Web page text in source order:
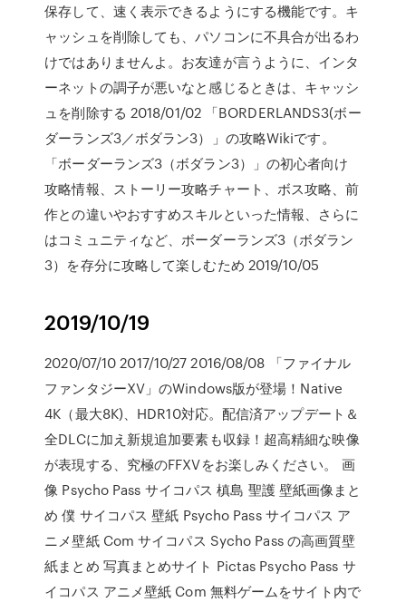
保存して、速く表示できるようにする機能です。キ
ャッシュを削除しても、パソコンに不具合が出るわ
けではありませんよ。お友達が言うように、インタ
ーネットの調子が悪いなと感じるときは、キャッシ
ュを削除する 2018/01/02 「BORDERLANDS3(ボー
ダーランズ3／ボダラン3）」の攻略Wikiです。
「ボーダーランズ3（ボダラン3）」の初心者向け
攻略情報、ストーリー攻略チャート、ボス攻略、前
作との違いやおすすめスキルといった情報、さらに
はコミュニティなど、ボーダーランズ3（ボダラン
3）を存分に攻略して楽しむため 2019/10/05
2019/10/19
2020/07/10 2017/10/27 2016/08/08 「ファイナル
ファンタジーXV」のWindows版が登場！Native
4K（最大8K)、HDR10対応。配信済アップデート＆
全DLCに加え新規追加要素も収録！超高精細な映像
が表現する、究極のFFXVをお楽しみください。 画
像 Psycho Pass サイコパス 槙島 聖護 壁紙画像まと
め 僕 サイコパス 壁紙 Psycho Pass サイコパス ア
ニメ壁紙 Com サイコパス Sycho Pass の高画質壁
紙まとめ 写真まとめサイト Pictas Psycho Pass サ
イコパス アニメ壁紙 Com 無料ゲームをサイト内で